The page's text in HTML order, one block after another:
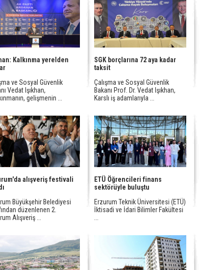
Kalkınma yerelden
ve Sosyal Güvenlik
Vedat Işıkhan,
gelişmenin ...
SGK borçlarına 72 aya kadar
taksit
Çalışma ve Sosyal Güvenlik
Bakanı Prof. Dr. Vedat Işıkhan,
Karslı iş adamlarıyla ...
alışveriş festivali
Büyükşehir Belediyesi
düzenlenen 2.
Alışveriş ...
ETÜ Öğrencileri finans
sektörüyle buluştu
Erzurum Teknik Üniversitesi (ETÜ)
İktisadi ve İdari Bilimler Fakültesi